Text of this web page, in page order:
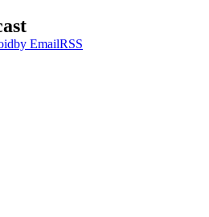
by EmailRSS